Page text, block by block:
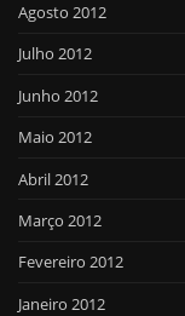
Agosto 2012
Julho 2012
Junho 2012
Maio 2012
Abril 2012
Março 2012
Fevereiro 2012
Janeiro 2012